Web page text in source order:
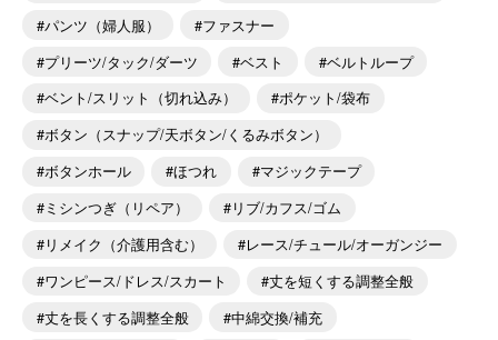
パンツ（婦人服）
ファスナー
プリーツ/タック/ダーツ
ベスト
ベルトループ
ベント/スリット（切れ込み）
ポケット/袋布
ボタン（スナップ/天ボタン/くるみボタン）
ボタンホール
ほつれ
マジックテープ
ミシンつぎ（リペア）
リブ/カフス/ゴム
リメイク（介護用含む）
レース/チュール/オーガンジー
ワンピース/ドレス/スカート
丈を短くする調整全般
丈を長くする調整全般
中綿交換/補充